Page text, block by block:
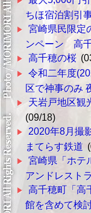
ちほ宿泊割引
宮崎県民限
ンペーン 高
高千穂の桜
令和二年度
区で神事のみ
天岩戸地区観
(09/18)
2020年8月撮
まてらす鉄道
宮崎県「ホテ
アンドレスト
高千穂町「高
館を含めて検